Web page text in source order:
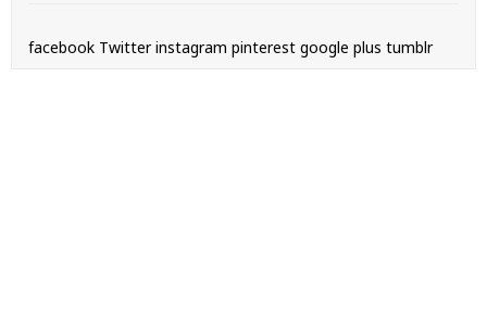
facebook Twitter instagram pinterest google plus tumblr